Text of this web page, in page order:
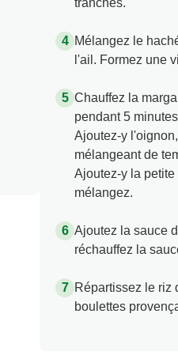
tranches.
Mélangez le
l'ail. Formez une
Chauffez la
pendant 5
Ajoutez-y
mélangeant de
Ajoutez-y la
mélangez.
Ajoutez la sauce
réchauffez la
Répartissez le riz
boulettes